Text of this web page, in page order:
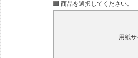
商品を選択してください。
用紙サ